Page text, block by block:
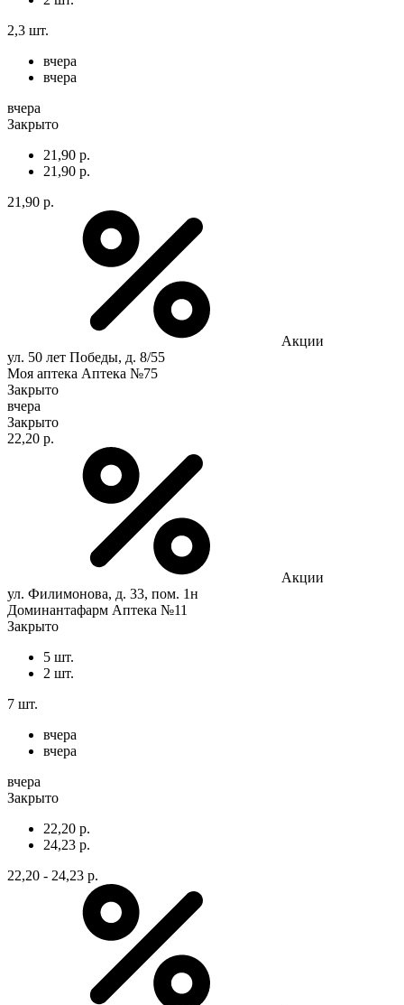
2,3 шт.
вчера
вчера
вчера
Закрыто
21,90 р.
21,90 р.
21,90 р.
Акции
ул. 50 лет Победы, д. 8/55
Моя аптека Аптека №75
Закрыто
вчера
Закрыто
22,20 р.
Акции
ул. Филимонова, д. 33, пом. 1н
Доминантафарм Аптека №11
Закрыто
5 шт.
2 шт.
7 шт.
вчера
вчера
вчера
Закрыто
22,20 р.
24,23 р.
22,20 - 24,23 р.